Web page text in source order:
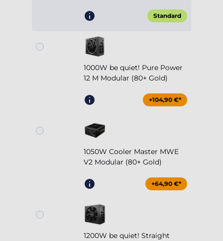
Standard
1000W be quiet! Pure Power
12 M Modular (80+ Gold)
+104,90 €*
1050W Cooler Master MWE
V2 Modular (80+ Gold)
+64,90 €*
1200W be quiet! Straight